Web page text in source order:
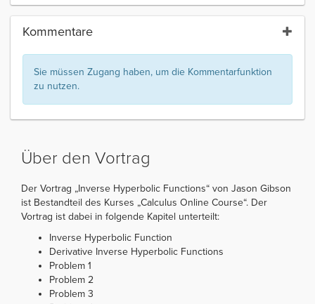
Kommentare
Sie müssen Zugang haben, um die Kommentarfunktion
zu nutzen.
Über den Vortrag
Der Vortrag „Inverse Hyperbolic Functions“ von Jason Gibson
ist Bestandteil des Kurses „Calculus Online Course“. Der
Vortrag ist dabei in folgende Kapitel unterteilt:
Inverse Hyperbolic Function
Derivative Inverse Hyperbolic Functions
Problem 1
Problem 2
Problem 3